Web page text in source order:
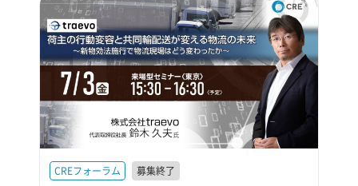
CREフォーラム 募集終了